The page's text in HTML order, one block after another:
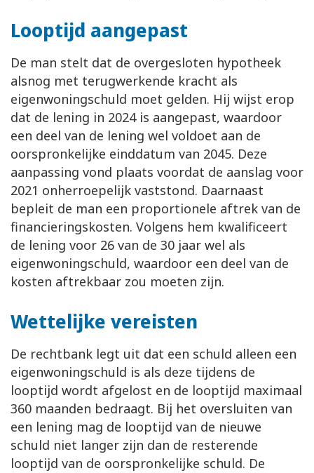
Looptijd aangepast
De man stelt dat de overgesloten hypotheek
alsnog met terugwerkende kracht als
eigenwoningschuld moet gelden. Hij wijst erop
dat de lening in 2024 is aangepast, waardoor
een deel van de lening wel voldoet aan de
oorspronkelijke einddatum van 2045. Deze
aanpassing vond plaats voordat de aanslag voor
2021 onherroepelijk vaststond. Daarnaast
bepleit de man een proportionele aftrek van de
financieringskosten. Volgens hem kwalificeert
de lening voor 26 van de 30 jaar wel als
eigenwoningschuld, waardoor een deel van de
kosten aftrekbaar zou moeten zijn.
Wettelijke vereisten
De rechtbank legt uit dat een schuld alleen een
eigenwoningschuld is als deze tijdens de
looptijd wordt afgelost en de looptijd maximaal
360 maanden bedraagt. Bij het oversluiten van
een lening mag de looptijd van de nieuwe
schuld niet langer zijn dan de resterende
looptijd van de oorspronkelijke schuld. De